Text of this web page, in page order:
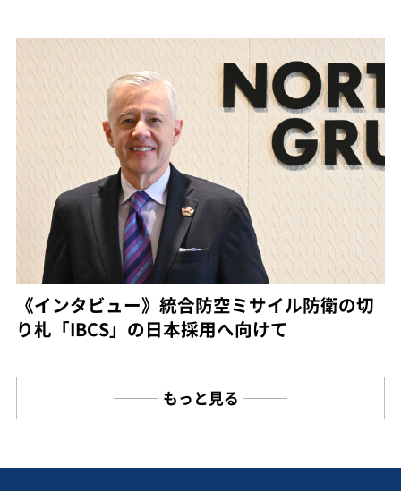
《インタビュー》統合防空ミサイル防衛の切
り札「IBCS」の日本採用へ向けて
もっと見る